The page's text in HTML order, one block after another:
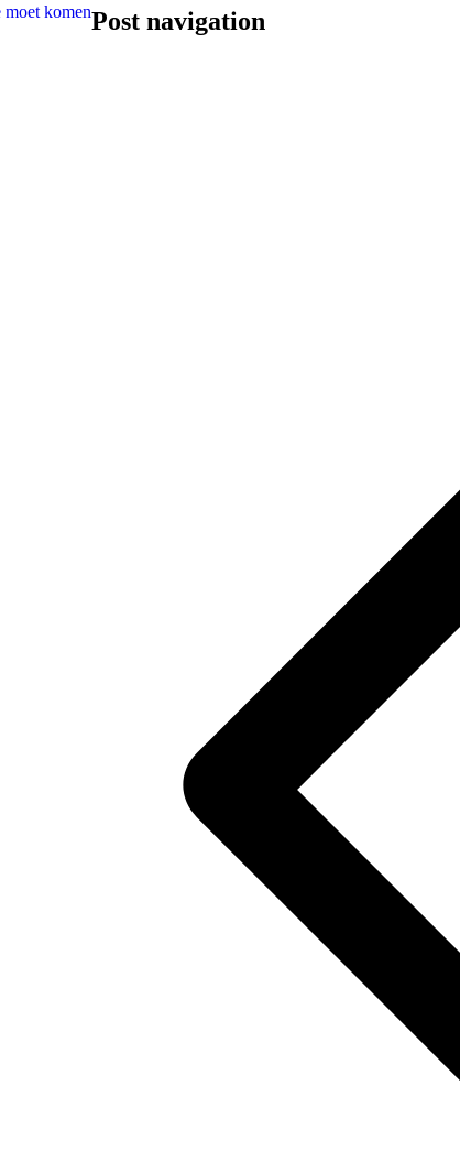
moet komenPost navigation